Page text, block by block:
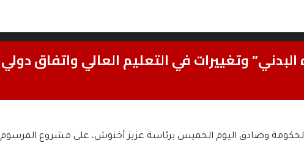
وتغييرات في التعليم العالي واتفاق دولي
وصادق اليوم الخميس برئاسة عزيز أخنوش، على مشروع المرسوم